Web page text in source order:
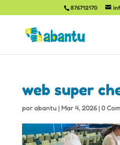
876712170
web super
porabantu |Mar 4, 2026|0